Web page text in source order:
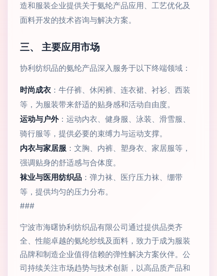
造和服装企业提供关于氨纶产品应用、工艺优化及
面料开发的技术咨询与解决方案。
三、 主要应用市场
协利纺织品的氨纶产品深入服务于以下终端领域：
时尚成衣 ：牛仔裤、休闲裤、连衣裙、衬衫、西装
等，为服装带来舒适的贴身感和活动自由度。
运动与户外：运动内衣、健身服、泳装、滑雪服、
骑行服等，提供必要的束缚力与运动支撑。
内衣与家居服 ：文胸、内裤、塑身衣、家居服等，
强调贴身的舒适感与合体度。
袜业与医用纺织品 ：弹力袜、医疗压力袜、绷带
等，提供均匀的压力分布。
###
宁波市海曙协利纺织品有限公司通过提供品类齐
全、性能卓越的氨纶纱线及面料，致力于成为服装
品牌和制造企业值得信赖的弹性解决方案伙伴。公
司持续关注市场趋势与技术创新，以高品质产品和